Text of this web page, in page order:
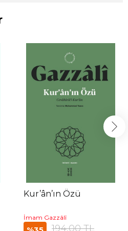
Kur’ân’ın Özü
İmam Gazzâlî
194,00 TL